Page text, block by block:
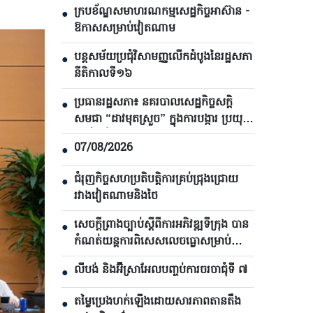
● ក្របខ័ណ្ឌសមាហរណកម្មសេដ្ឋកិច្ចអាស៊ាន -
ឱកាសសម្រាប់វៀតណាម
● បន្តសម័យប្រជុំវិសាមញ្ញលើកដំបូងនៃរដ្ឋសភា
នីតិកាលទី១៦
● ប្រធានរដ្ឋសភា៖ នគរបាលសេដ្ឋកិច្ចសក្តិ
សមជា “ដាវមុតស្រួច” ក្នុងការបង្ការ ប្រយុទ្ធ
ប្រឆាំងនឹងឧក្រិដ្ឋកម្ម
● 07/08/2026
● ជំរុញកិច្ចសហប្រតិបត្តិការគ្រប់ជ្រុងជ្រោយ
រវាងវៀតណាមនិងថៃ
● សេចក្តីព្រាងច្បាប់ស្តីពីការអភិវឌ្ឍទីក្រុង បាន​
កំណត់យន្តការពិសេសលេចធ្លោសម្រាប់
ទីក្រុងហូជីមិញ
● លីបង់ និងអ៊ីស្រាអែលបញ្ចប់ការចរចាជុំទី ៧​
● តម្លៃប្រេងហក់ឡើងដោយសារភាពតានតឹង